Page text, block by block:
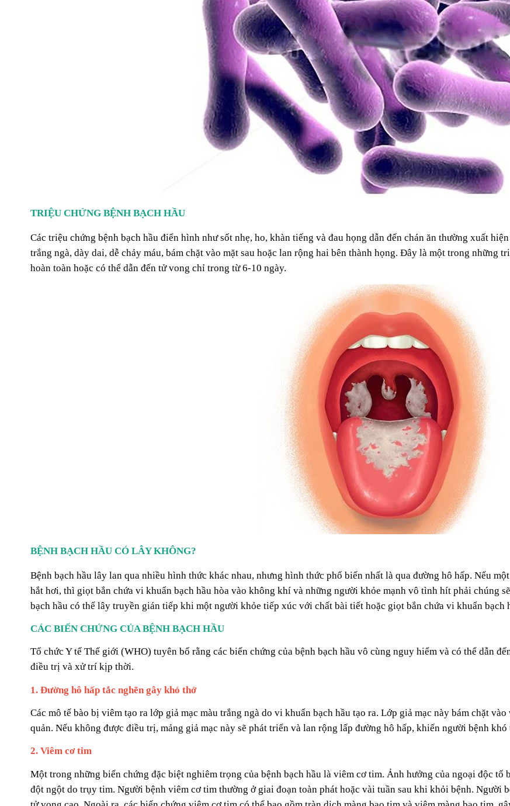
TRIỆU CHỨNG BỆNH BẠCH HẦU
Các triệu chứng bệnh bạch hầu điển hình như sốt nhẹ, ho, khàn tiếng và đau họng dẫn đến chán ăn thường xuất
trắng ngà, dày dai, dễ chảy máu, bám chặt vào mặt sau hoặc lan rộng hai bên thành họng. Đây là một trong những
hoàn toàn hoặc có thể dẫn đến tử vong chỉ trong từ 6-10 ngày.
BỆNH BẠCH HẦU CÓ LÂY KHÔNG?
Bệnh bạch hầu lây lan qua nhiều hình thức khác nhau, nhưng hình thức phổ biến nhất là qua đường hô hấp. Nếu
hắt hơi, thì giọt bắn chứa vi khuẩn bạch hầu hòa vào không khí và những người khỏe mạnh vô tình hít phải chúng
bạch hầu có thể lây truyền gián tiếp khi một người khỏe tiếp xúc với chất bài tiết hoặc giọt bắn chứa vi khuẩn bạch
CÁC BIẾN CHỨNG CỦA BỆNH BẠCH HẦU
Tổ chức Y tế Thế giới (WHO) tuyên bố rằng các biến chứng của bệnh bạch hầu vô cùng nguy hiểm và có thể dẫn
điều trị và xử trí kịp thời.
1. Đường hô hấp tắc nghẽn gây khó thở
Các mô tế bào bị viêm tạo ra lớp giả mạc màu trắng ngà do vi khuẩn bạch hầu tạo ra. Lớp giả mạc này bám chặt
quản. Nếu không được điều trị, mảng giả mạc này sẽ phát triển và lan rộng lấp đường hô hấp, khiến người bệnh
2. Viêm cơ tim
Một trong những biến chứng đặc biệt nghiêm trọng của bệnh bạch hầu là viêm cơ tim. Ảnh hưởng của ngoại độc
đột ngột do trụy tim. Người bệnh viêm cơ tim thường ở giai đoạn toàn phát hoặc vài tuần sau khi khỏi bệnh. Người